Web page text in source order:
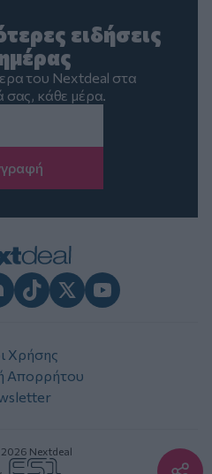
ειδήσεις
του Nextdeal στα
σας, κάθε μέρα.
Χρήσης
Απορρήτου
Nextdeal